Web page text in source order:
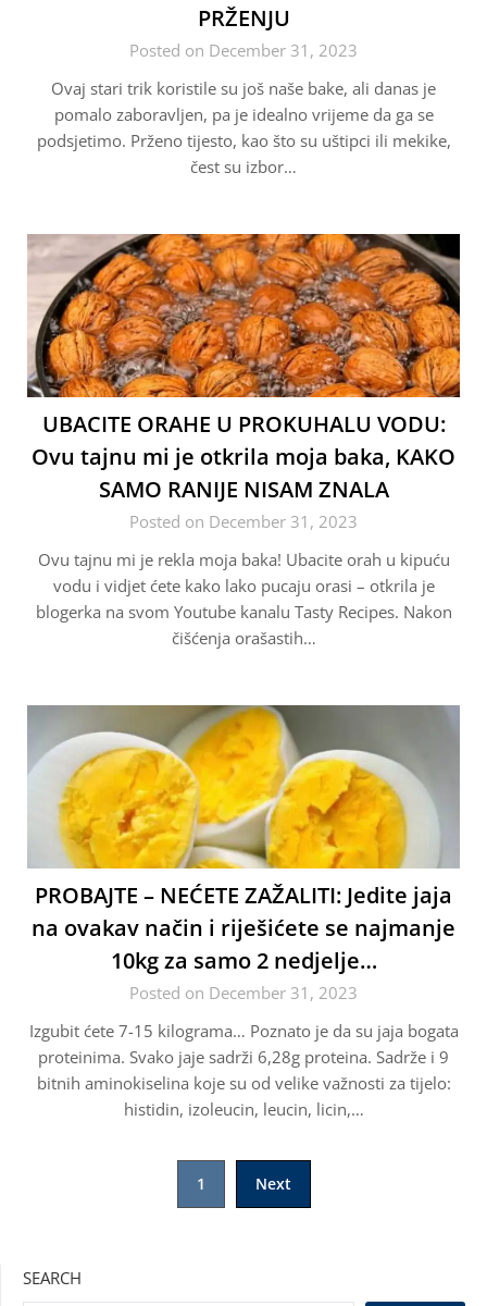
PRŽENJU
Posted on December 31, 2023
Ovaj stari trik koristile su još naše bake, ali danas je
pomalo zaboravljen, pa je idealno vrijeme da ga se
podsjetimo. Prženo tijesto, kao što su uštipci ili mekike,
čest su izbor…
UBACITE ORAHE U PROKUHALU VODU:
Ovu tajnu mi je otkrila moja baka, KAKO
SAMO RANIJE NISAM ZNALA
Posted on December 31, 2023
Ovu tajnu mi je rekla moja baka! Ubacite orah u kipuću
vodu i vidjet ćete kako lako pucaju orasi – otkrila je
blogerka na svom Youtube kanalu Tasty Recipes. Nakon
čišćenja orašastih…
PROBAJTE – NEĆETE ZAŽALITI: Jedite jaja
na ovakav način i riješićete se najmanje
10kg za samo 2 nedjelje…
Posted on December 31, 2023
Izgubit ćete 7-15 kilograma… Poznato je da su jaja bogata
proteinima. Svako jaje sadrži 6,28g proteina. Sadrže i 9
bitnih aminokiselina koje su od velike važnosti za tijelo:
histidin, izoleucin, leucin, licin,…
1 Next
SEARCH